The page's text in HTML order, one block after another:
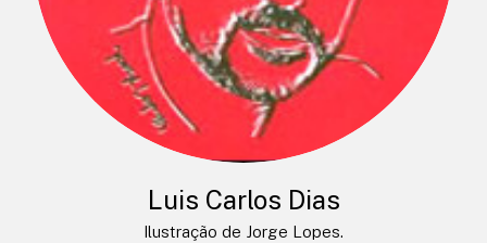
Luis Carlos Dias
Ilustração de Jorge Lopes.